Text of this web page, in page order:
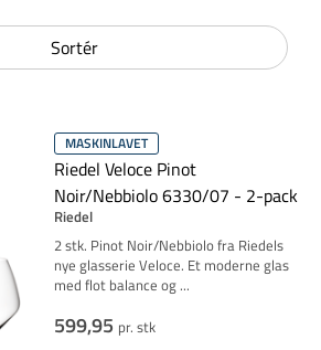
Sortér
MASKINLAVET
Riedel Veloce Pinot
Noir/Nebbiolo 6330/07 - 2-pack
Riedel
2 stk. Pinot Noir/Nebbiolo fra Riedels
nye glasserie Veloce. Et moderne glas
med flot balance og ...
599,95 pr. stk